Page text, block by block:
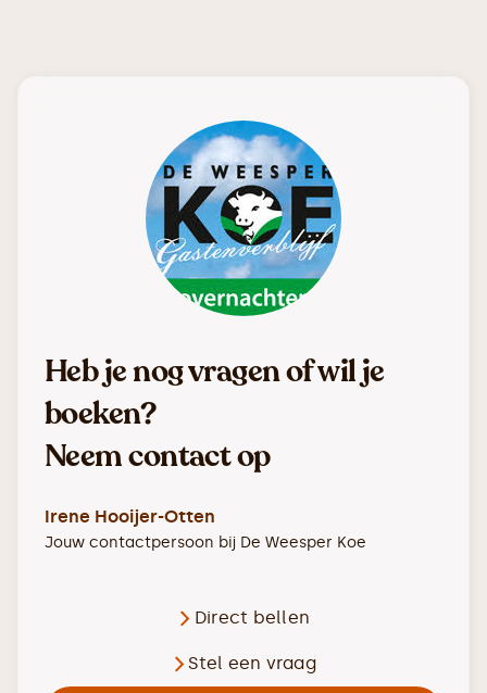
Heb je nog vragen of wil je
boeken?
Neem contact op
Irene Hooijer-Otten
Jouw contactpersoon bij De Weesper Koe
Direct bellen
Stel een vraag